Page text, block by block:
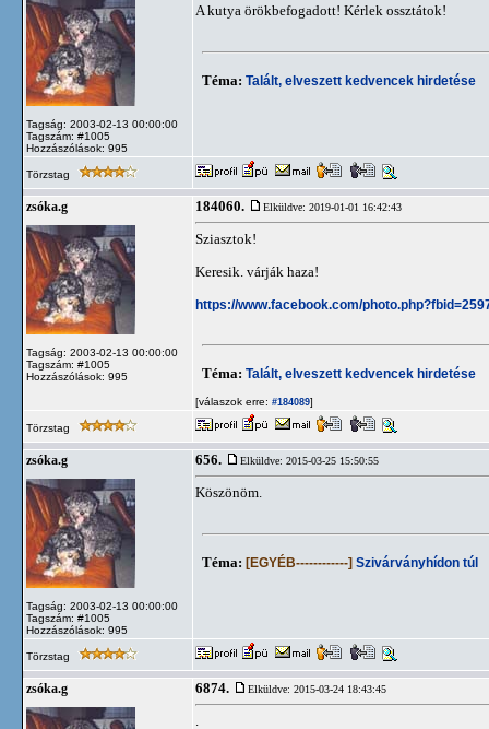
Tagság: 2003-02-13 00:00:00
Tagszám: #1005
Hozzászólások: 995
A kutya örökbefogadott! Kérlek ossztátok!
Téma: Talált, elveszett kedvencek hirdetése
Törzstag
zsóka.g
Tagság: 2003-02-13 00:00:00
Tagszám: #1005
Hozzászólások: 995
184060. Elküldve: 2019-01-01 16:42:43
Sziasztok!
Keresik. várják haza!
https://www.facebook.com/
Téma: Talált, elveszett kedvencek hirdetése
[válaszok erre: #184089]
Törzstag
zsóka.g
Tagság: 2003-02-13 00:00:00
Tagszám: #1005
Hozzászólások: 995
656. Elküldve: 2015-03-25 15:50:55
Köszönöm.
Téma: [EGYÉB------------] Szivárványhídon túl
Törzstag
zsóka.g 6874. Elküldve: 2015-03-24 18:43:45